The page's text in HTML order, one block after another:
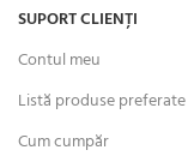
SUPORT CLIENȚI
Contul meu
Listă produse preferate
Cum cumpăr